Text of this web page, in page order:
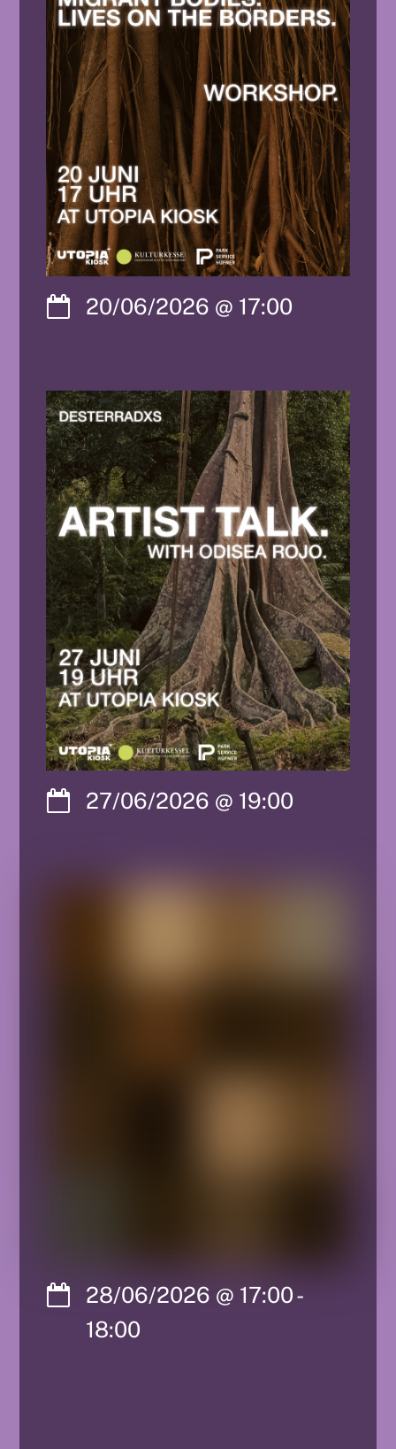
20/06/2026 @ 17:00
27/06/2026 @ 19:00
28/06/2026 @ 17:00-
18:00